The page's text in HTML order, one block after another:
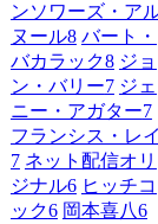
ンソワーズ・ア
ヌール8 バート・
バカラック8 ジョ
ン・バリー7 ジェ
ニー・アガター7
フランシス・レイ
7 ネット配信オリ
ジナル6 ヒッチコ
ック6 岡本喜八6